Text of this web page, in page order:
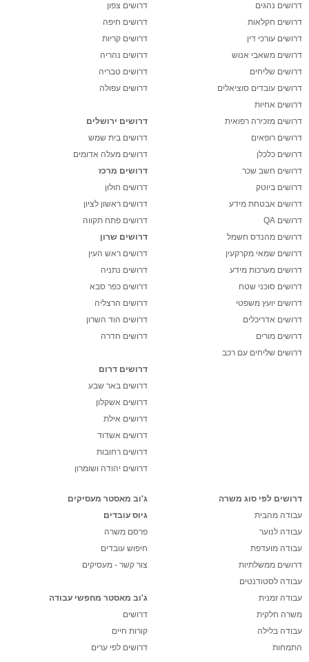
דרושים נהגים
דרושים חקלאות
דרושים עורכי דין
דרושים משאבי אנוש
דרושים שליחים
דרושים עובדים סוציאלים
דרושים אחיות
דרושים מזכירה רפואית
דרושים רופאים
דרושים כלכלן
דרושים חשב שכר
דרושים ביוטק
דרושים אבטחת מידע
דרושים QA
דרושים מהנדס חשמל
דרושים שמאי מקרקעין
דרושים מערכות מידע
דרושים סוכני שטח
דרושים יועץ משפטי
דרושים אדריכלים
דרושים מורים
דרושים שליחים עם רכב
דרושים צפון
דרושים חיפה
דרושים קריות
דרושים נהריה
דרושים טבריה
דרושים עפולה
דרושים ירושלים
דרושים בית שמש
דרושים מעלה אדומים
דרושים מרכז
דרושים חולון
דרושים ראשון לציון
דרושים פתח תקווה
דרושים שרון
דרושים ראש העין
דרושים נתניה
דרושים כפר סבא
דרושים הרצליה
דרושים הוד השרון
דרושים חדרה
דרושים דרום
דרושים באר שבע
דרושים אשקלון
דרושים אילת
דרושים אשדוד
דרושים רחובות
דרושים יהודה ושומרון
דרושים לפי סוג משרה
עבודה מהבית
עבודה לנוער
עבודה מועדפת
דרושים ממשלתיות
עבודה לסטודנטים
עבודה זמנית
משרה חלקית
עבודה בלילה
התמחות
ג'וב מאסטר מעסיקים
גיוס עובדים
פרסם משרה
חיפוש עובדים
צור קשר - מעסיקים
ג'וב מאסטר מחפשי עבודה
דרושים
קורות חיים
דרושים לפי ערים